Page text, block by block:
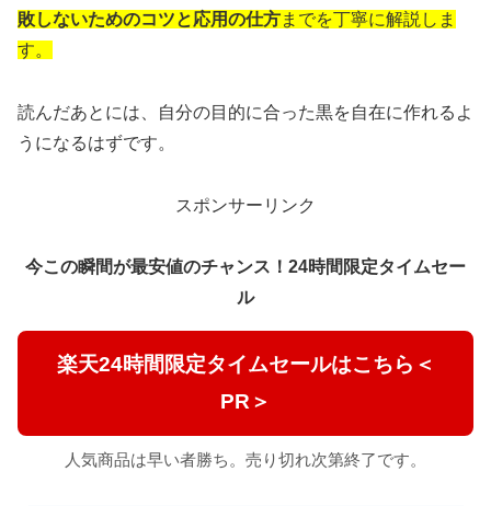
敗しないためのコツと応用の仕方までを丁寧に解説しま
す。
読んだあとには、自分の目的に合った黒を自在に作れるよ
うになるはずです。
スポンサーリンク
今この瞬間が最安値のチャンス！24時間限定タイムセー
ル
楽天24時間限定タイムセールはこちら＜
PR＞
人気商品は早い者勝ち。売り切れ次第終了です。